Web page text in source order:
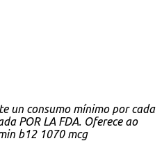
un consumo mínimo por cada
POR LA FDA. Oferece ao
b12 1070 mcg